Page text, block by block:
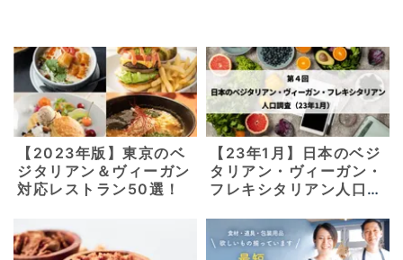
【2023年版】東京のベ
ジタリアン＆ヴィーガン
対応レストラン50選！
【23年1月】日本のベジ
タリアン・ヴィーガン・
フレキシタリアン人口調